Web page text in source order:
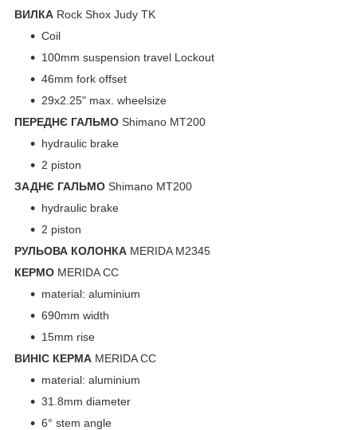
ВИЛКА Rock Shox Judy TK
Coil
100mm suspension travel Lockout
46mm fork offset
29x2.25" max. wheelsize
ПЕРЕДНЄ ГАЛЬМО Shimano MT200
hydraulic brake
2 piston
ЗАДНЄ ГАЛЬМО Shimano MT200
hydraulic brake
2 piston
РУЛЬОВА КОЛОНКА MERIDA M2345
КЕРМО MERIDA CC
material: aluminium
690mm width
15mm rise
ВИНІС КЕРМА MERIDA CC
material: aluminium
31.8mm diameter
6° stem angle